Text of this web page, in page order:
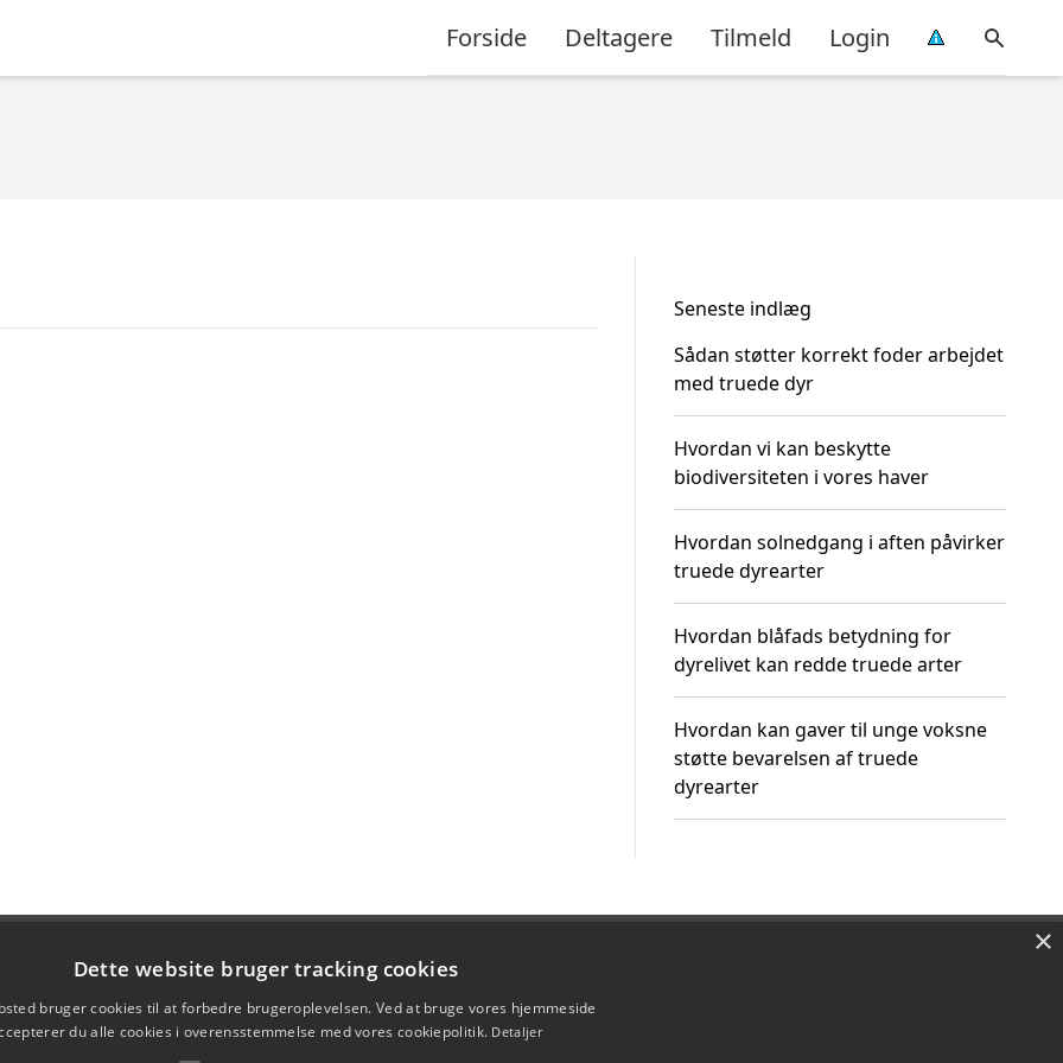
Forside Deltagere Tilmeld Login
Seneste indlæg
Sådan støtter korrekt foder arbejdet
med truede dyr
Hvordan vi kan beskytte
biodiversiteten i vores haver
Hvordan solnedgang i aften påvirker
truede dyrearter
Hvordan blåfads betydning for
dyrelivet kan redde truede arter
Hvordan kan gaver til unge voksne
støtte bevarelsen af truede
dyrearter
×
Dette website bruger tracking cookies
bruger cookies til at forbedre brugeroplevelsen. Ved at bruge vores hjemmeside
du alle cookies i overensstemmelse med vores cookiepolitik. Detaljer